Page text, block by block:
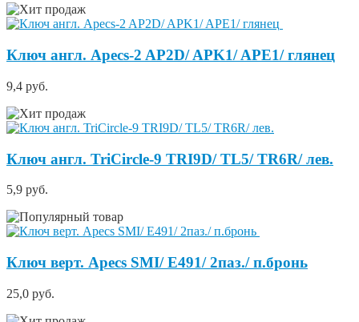
Ключ англ. Apecs-2 AP2D/ APK1/ APE1/ глянец
9,4 руб.
Ключ англ. TriCircle-9 TRI9D/ TL5/ TR6R/ лев.
5,9 руб.
Ключ верт. Apecs SMI/ E491/ 2паз./ п.бронь
25,0 руб.